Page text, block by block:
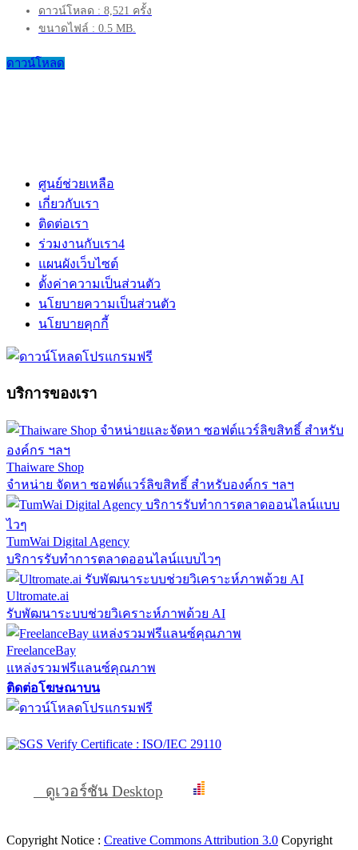
ดาวน์โหลด : 8,521 ครั้ง
ขนาดไฟล์ : 0.5 MB.
ดาวน์โหลด
ศูนย์ช่วยเหลือ
เกี่ยวกับเรา
ติดต่อเรา
ร่วมงานกับเรา4
แผนผังเว็บไซต์
ตั้งค่าความเป็นส่วนตัว
นโยบายความเป็นส่วนตัว
นโยบายคุกกี้
บริการของเรา
Thaiware Shop
จำหน่าย จัดหา ซอฟต์แวร์ลิขสิทธิ์ สำหรับองค์กร ฯลฯ
TumWai Digital Agency
บริการรับทำการตลาดออนไลน์แบบไวๆ
Ultromate.ai
รับพัฒนาระบบช่วยวิเคราะห์ภาพด้วย AI
FreelanceBay
แหล่งรวมฟรีแลนซ์คุณภาพ
ติดต่อโฆษณาบน
ดูเวอร์ชัน Desktop
Copyright Notice : Creative Commons Attribution 3.0 Copyright